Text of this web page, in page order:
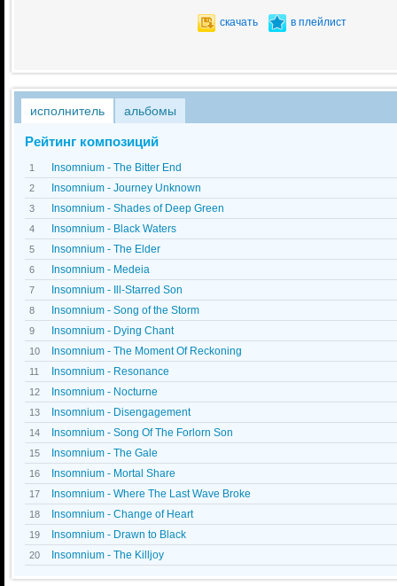
скачать в плейлист
исполнитель альбомы
Рейтинг композиций
1 Insomnium - The Bitter End
2 Insomnium - Journey Unknown
3 Insomnium - Shades of Deep Green
4 Insomnium - Black Waters
5 Insomnium - The Elder
6 Insomnium - Medeia
7 Insomnium - Ill-Starred Son
8 Insomnium - Song of the Storm
9 Insomnium - Dying Chant
10 Insomnium - The Moment Of Reckoning
11 Insomnium - Resonance
12 Insomnium - Nocturne
13 Insomnium - Disengagement
14 Insomnium - Song Of The Forlorn Son
15 Insomnium - The Gale
16 Insomnium - Mortal Share
17 Insomnium - Where The Last Wave Broke
18 Insomnium - Change of Heart
19 Insomnium - Drawn to Black
20 Insomnium - The Killjoy